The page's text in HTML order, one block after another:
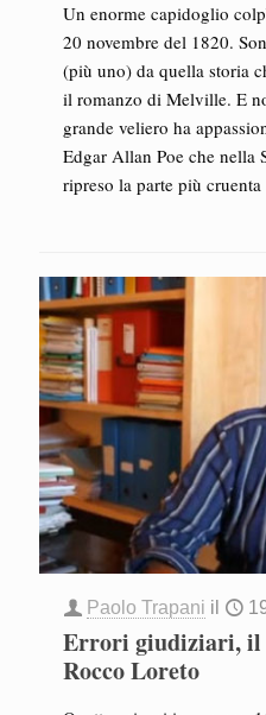
Un enorme capidoglio
20 novembre del 1820.
(più uno) da quella storia
il romanzo di Melville. E
grande veliero ha
Edgar Allan Poe che nella
ripreso la parte più cruenta
Paolo Trapani il
Errori giudiziari, il
Rocco Loreto